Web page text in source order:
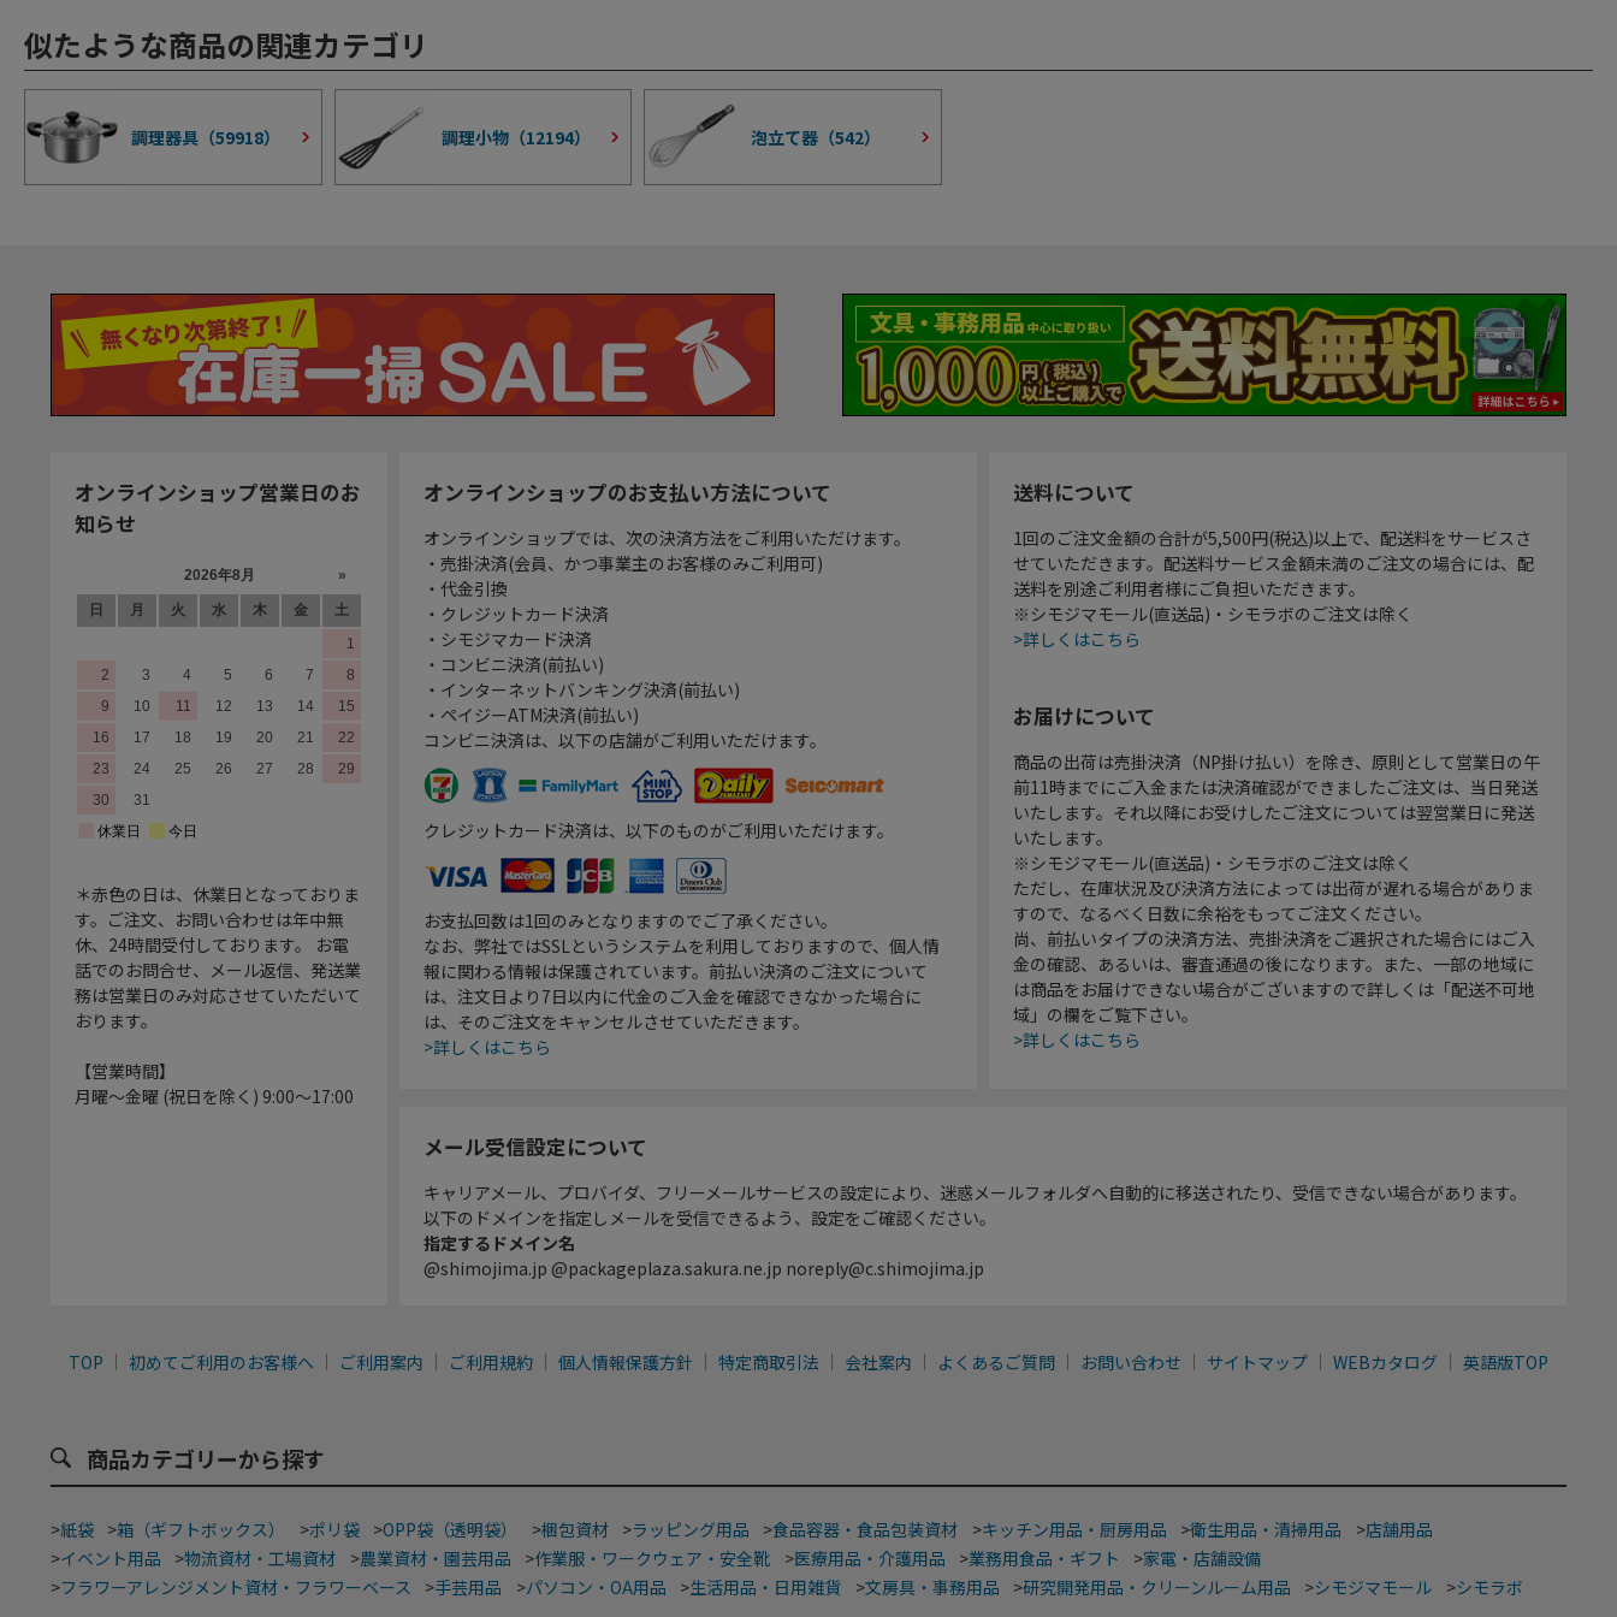
似たような商品の関連カテゴリ
調理器具（59918） 調理小物（12194） 泡立て器（542）
オンラインショップ営業日のお
知らせ
＊赤色の日は、休業日となっておりま
す。ご注文、お問い合わせは年中無
休、24時間受付しております。 お電
話でのお問合せ、メール返信、発送業
務は営業日のみ対応させていただいて
おります。
【営業時間】
月曜～金曜 (祝日を除く) 9:00～17:00
オンラインショップのお支払い方法について
オンラインショップでは、次の決済方法をご利用いただけます。
・売掛決済(会員、かつ事業主のお客様のみご利用可)
・代金引換
・クレジットカード決済
・シモジマカード決済
・コンビニ決済(前払い)
・インターネットバンキング決済(前払い)
・ペイジーATM決済(前払い)
コンビニ決済は、以下の店舗がご利用いただけます。
クレジットカード決済は、以下のものがご利用いただけます。
お支払回数は1回のみとなりますのでご了承ください。
なお、弊社ではSSLというシステムを利用しておりますので、個人情
報に関わる情報は保護されています。前払い決済のご注文について
は、注文日より7日以内に代金のご入金を確認できなかった場合に
は、そのご注文をキャンセルさせていただきます。
>詳しくはこちら
送料について
1回のご注文金額の合計が5,500円(税込)以上で、配送料をサービスさ
せていただきます。配送料サービス金額未満のご注文の場合には、配
送料を別途ご利用者様にご負担いただきます。
※シモジマモール(直送品)・シモラボのご注文は除く
>詳しくはこちら
お届けについて
商品の出荷は売掛決済（NP掛け払い）を除き、原則として営業日の午
前11時までにご入金または決済確認ができましたご注文は、当日発送
いたします。それ以降にお受けしたご注文については翌営業日に発送
いたします。
※シモジマモール(直送品)・シモラボのご注文は除く
ただし、在庫状況及び決済方法によっては出荷が遅れる場合がありま
すので、なるべく日数に余裕をもってご注文ください。
尚、前払いタイプの決済方法、売掛決済をご選択された場合にはご入
金の確認、あるいは、審査通過の後になります。また、一部の地域に
は商品をお届けできない場合がございますので詳しくは「配送不可地
域」の欄をご覧下さい。
>詳しくはこちら
メール受信設定について
キャリアメール、プロバイダ、フリーメールサービスの設定により、迷惑メールフォルダへ自動的に移送されたり、受信できない場合があります。
以下のドメインを指定しメールを受信できるよう、設定をご確認ください。
指定するドメイン名
@shimojima.jp @packageplaza.sakura.ne.jp noreply@c.shimojima.jp
TOP 初めてご利用のお客様へ ご利用案内 ご利用規約 個人情報保護方針 特定商取引法 会社案内 よくあるご質問 お問い合わせ サイトマップ WEBカタログ 英語版TOP
商品カテゴリーから探す
>紙袋 >箱（ギフトボックス） >ポリ袋 >OPP袋（透明袋） >梱包資材 >ラッピング用品 >食品容器・食品包装資材 >キッチン用品・厨房用品 >衛生用品・清掃用品 >店舗用品
>イベント用品 >物流資材・工場資材 >農業資材・園芸用品 >作業服・ワークウェア・安全靴 >医療用品・介護用品 >業務用食品・ギフト >家電・店舗設備
>フラワーアレンジメント資材・フラワーベース >手芸用品 >パソコン・OA用品 >生活用品・日用雑貨 >文房具・事務用品 >研究開発用品・クリーンルーム用品 >シモジマモール >シモラボ